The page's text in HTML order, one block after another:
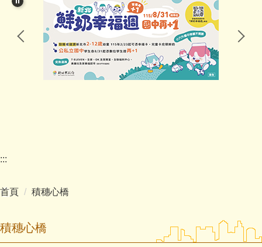
校長室
教務處
主計室
:::
首頁 積穗心橋
積穗心橋